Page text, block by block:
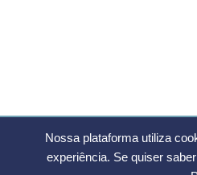
Nossa plataforma utiliza
experiência. Se quiser